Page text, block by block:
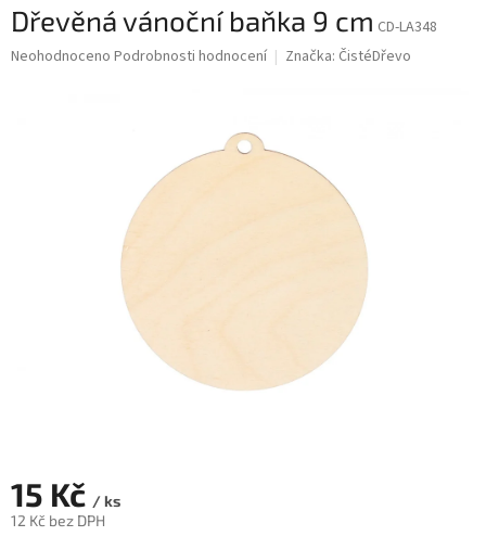
Dřevěná vánoční baňka 9 cm CD-LA348
Průměrné
Neohodnoceno Podrobnosti hodnocení Značka: ČistéDřevo
15 Kč / ks
12 Kč bez DPH